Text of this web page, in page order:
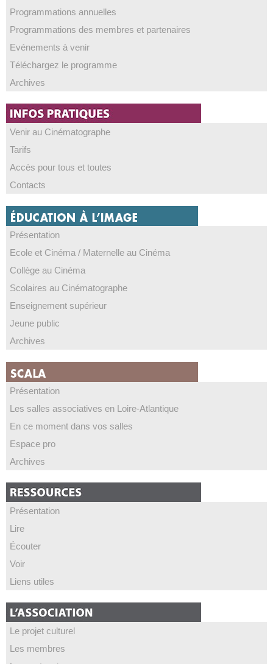
Programmations annuelles
Programmations des membres et partenaires
Evénements à venir
Téléchargez le programme
Archives
Venir au Cinématographe
Tarifs
Accès pour tous et toutes
Contacts
Présentation
Ecole et Cinéma / Maternelle au Cinéma
Collège au Cinéma
Scolaires au Cinématographe
Enseignement supérieur
Jeune public
Archives
Présentation
Les salles associatives en Loire-Atlantique
En ce moment dans vos salles
Espace pro
Archives
Présentation
Lire
Écouter
Voir
Liens utiles
Le projet culturel
Les membres